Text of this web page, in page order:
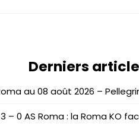
Derniers
au 08 août 2026 –
– 0 AS Roma : la Roma KO